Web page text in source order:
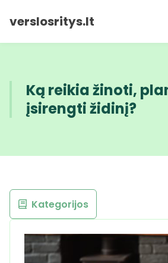
verslosritys.lt
Ką reikia žinoti,
įsirengti židinį?
Kategorijos